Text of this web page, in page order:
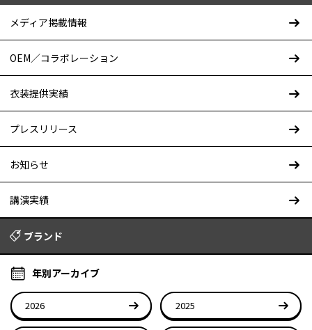
メディア掲載情報
OEM／コラボレーション
衣装提供実績
プレスリリース
お知らせ
講演実績
ブランド
年別アーカイブ
2026 2025